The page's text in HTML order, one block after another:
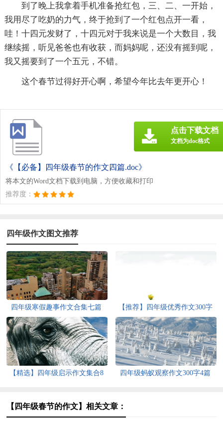
到了晚上我拿着手机准备抢红包，三、二、一开始，
我用尽了吃奶的力气，终于抢到了一个红包点开一看，
哇！十四元发财了，十四元对于我来说是一个大数目，我
继续摇，听见爸爸也有收获，而妈妈呢，还没有摇到呢，
我又摇要到了一个五元，不错。
这个春节过得好开心啊，希望今年比去年更开心！
《【必备】四年级春节的作文四篇.doc》
将本文的Word文档下载到电脑，方便收藏和打印
推荐度：
点击下载文档
文档为doc格式
四年级作文图文推荐
四年级寒假趣事作文合集七篇
【推荐】四年级优秀作文300字
汇编9篇
【精选】四年级启示作文集合8
四年级蚂蚁观察作文300字4篇
【四年级春节的作文】相关文章：